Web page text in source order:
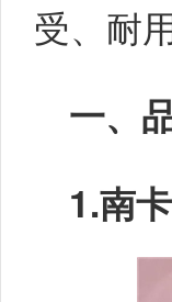
受、耐
一、
1.南